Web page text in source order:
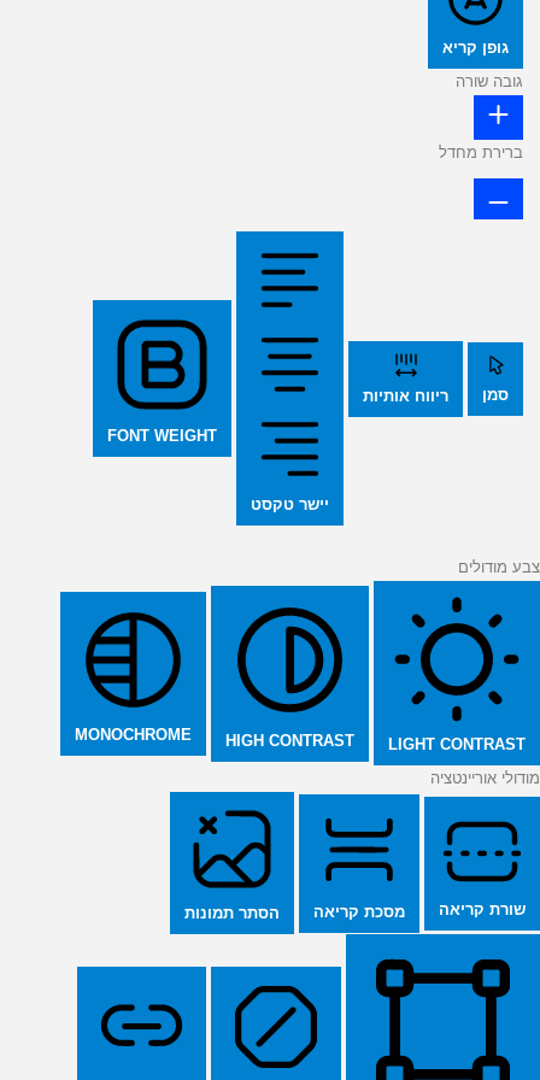
גופן קריא
גובה שורה
ברירת מחדל
סמן ריווח אותיות
יישר טקסט
FONT WEIGHT
צבע מודולים
LIGHT CONTRAST
HIGH CONTRAST
MONOCHROME
מודולי אוריינטציה
שורת קריאה מסכת קריאה הסתר תמונות